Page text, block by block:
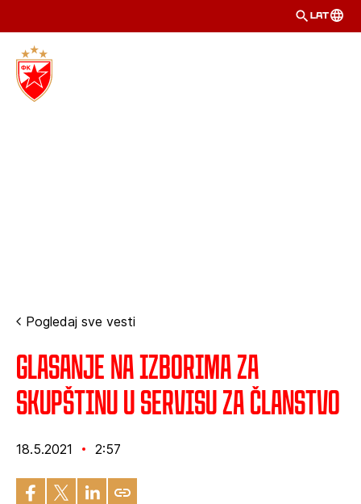
LAT
Pogledaj sve vesti
Glasanje na izborima za
Skupštinu u Servisu za članstvo
18.5.2021 2:57